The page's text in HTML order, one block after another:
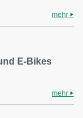
mehr
E-Bikes
mehr